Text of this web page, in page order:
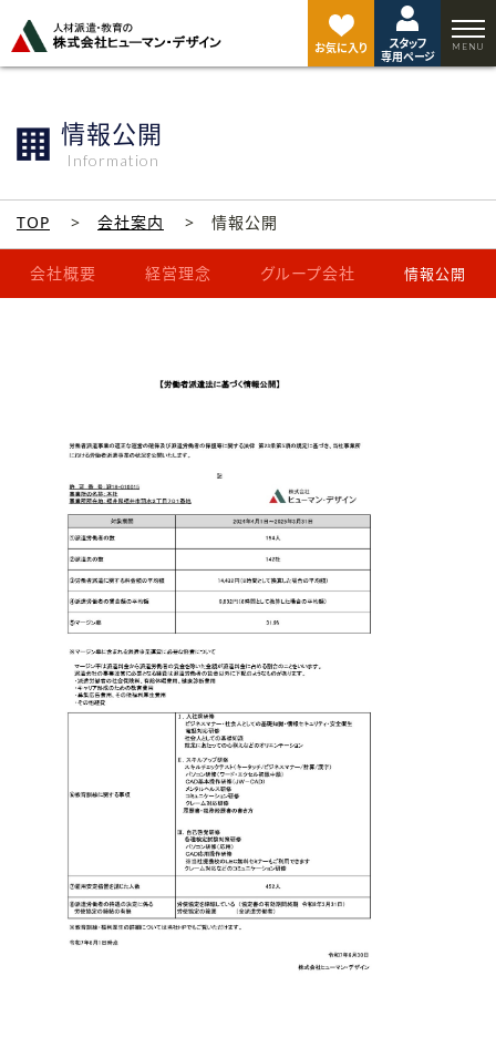
お気に入り
スタッフ
専用ページ
情報公開
Information
TOP 会社案内 情報公開
会社概要 経営理念 グループ会社 情報公開
ジ
ト